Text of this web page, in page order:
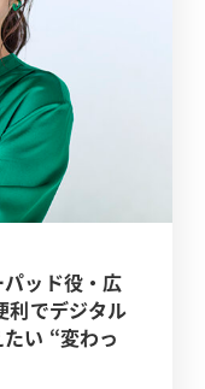
パッド役・広
利でデジタル
い “変わっ